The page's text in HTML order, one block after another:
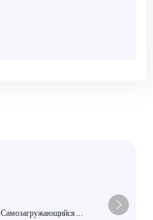
Самозагружающийся